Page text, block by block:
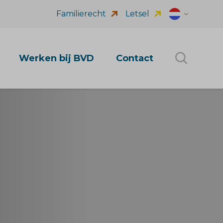
Werken bij BVD Contact
Familierecht Letsel Dutch